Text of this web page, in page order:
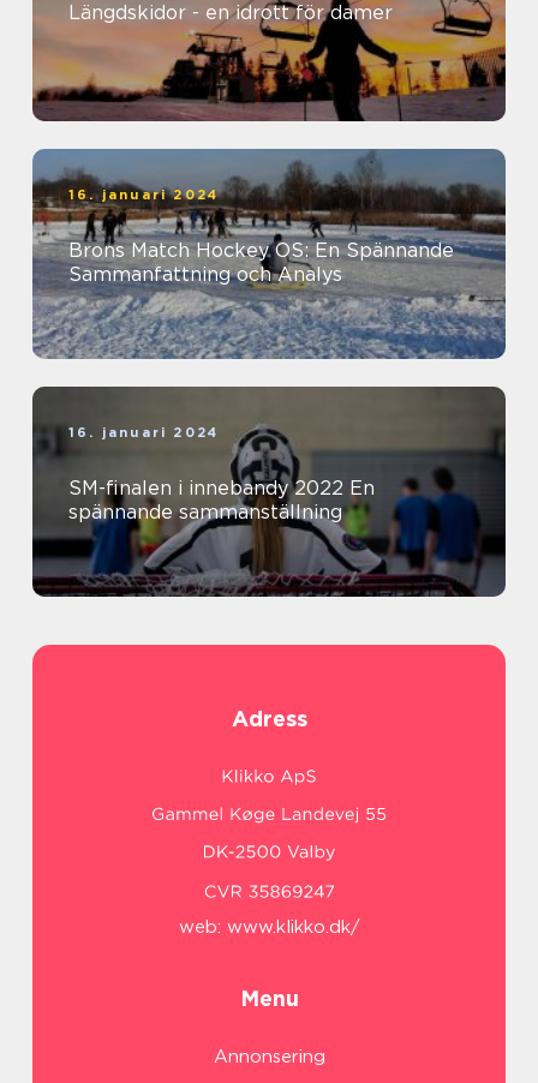
Längdskidor - en idrott för damer
16. januari 2024
Brons Match Hockey OS: En Spännande
Sammanfattning och Analys
16. januari 2024
SM-finalen i innebandy 2022 En
spännande sammanställning
Adress
web: www.klikko.dk/
Menu
Annonsering